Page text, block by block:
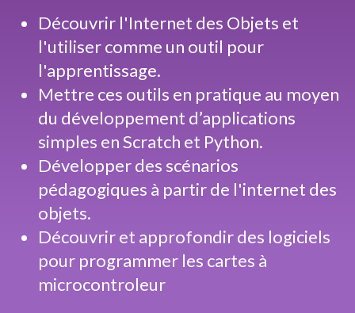
Découvrir l'Internet des Objets et
l'utiliser comme un outil pour
l'apprentissage.
Mettre ces outils en pratique au moyen
du développement d’applications
simples en Scratch et Python.
Développer des scénarios
pédagogiques à partir de l'internet des
objets.
Découvrir et approfondir des logiciels
pour programmer les cartes à
microcontroleur